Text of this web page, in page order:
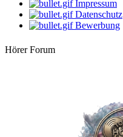
14:00 Uhr
dersachse
Volksmusik & Schlager
Apanatschi
Impressum
Datenschutz
Bewerbung
Hörer Forum